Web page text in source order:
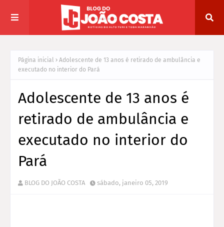
Página inicial
Adolescente de 13 anos é retirado de ambulância e
executado no interior do Pará
Adolescente de 13 anos é
retirado de ambulância e
executado no interior do
Pará
BLOG DO JOÃO COSTA sábado, janeiro 05, 2019